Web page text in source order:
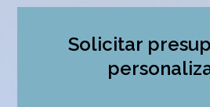
Solicitar